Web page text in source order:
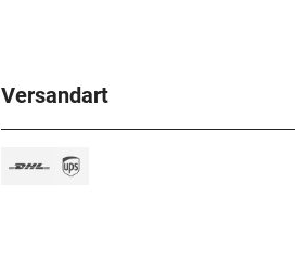
Versandart